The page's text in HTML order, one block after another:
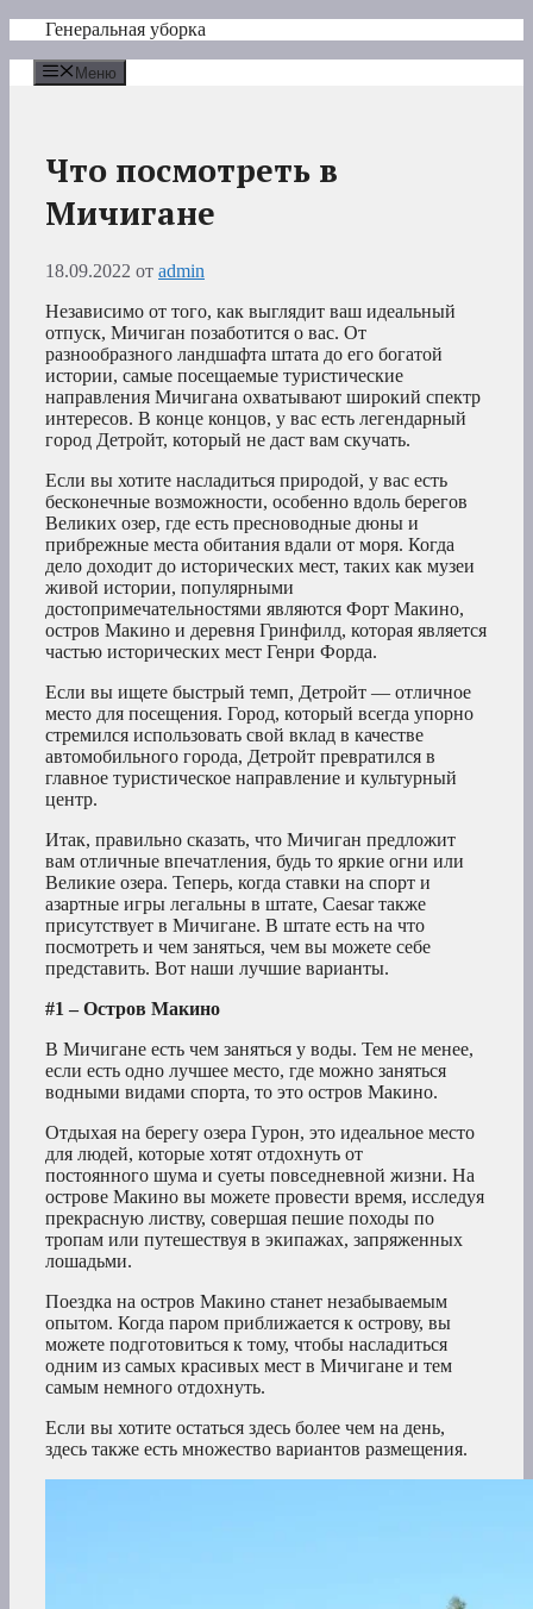
Перейти
содержимому
Генеральная уборка
Меню
Что посмотреть в
Мичигане
18.09.2022 от admin
Независимо от того, как выглядит ваш идеальный
отпуск, Мичиган позаботится о вас. От
разнообразного ландшафта штата до его богатой
истории, самые посещаемые туристические
направления Мичигана охватывают широкий спектр
интересов. В конце концов, у вас есть легендарный
город Детройт, который не даст вам скучать.
Если вы хотите насладиться природой, у вас есть
бесконечные возможности, особенно вдоль берегов
Великих озер, где есть пресноводные дюны и
прибрежные места обитания вдали от моря. Когда
дело доходит до исторических мест, таких как музеи
живой истории, популярными
достопримечательностями являются Форт Макино,
остров Макино и деревня Гринфилд, которая является
частью исторических мест Генри Форда.
Если вы ищете быстрый темп, Детройт — отличное
место для посещения. Город, который всегда упорно
стремился использовать свой вклад в качестве
автомобильного города, Детройт превратился в
главное туристическое направление и культурный
центр.
Итак, правильно сказать, что Мичиган предложит
вам отличные впечатления, будь то яркие огни или
Великие озера. Теперь, когда ставки на спорт и
азартные игры легальны в штате, Caesar также
присутствует в Мичигане. В штате есть на что
посмотреть и чем заняться, чем вы можете себе
представить. Вот наши лучшие варианты.
#1 – Остров Макино
В Мичигане есть чем заняться у воды. Тем не менее,
если есть одно лучшее место, где можно заняться
водными видами спорта, то это остров Макино.
Отдыхая на берегу озера Гурон, это идеальное место
для людей, которые хотят отдохнуть от
постоянного шума и суеты повседневной жизни. На
острове Макино вы можете провести время, исследуя
прекрасную листву, совершая пешие походы по
тропам или путешествуя в экипажах, запряженных
лошадьми.
Поездка на остров Макино станет незабываемым
опытом. Когда паром приближается к острову, вы
можете подготовиться к тому, чтобы насладиться
одним из самых красивых мест в Мичигане и тем
самым немного отдохнуть.
Если вы хотите остаться здесь более чем на день,
здесь также есть множество вариантов размещения.